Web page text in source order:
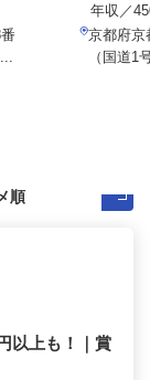
年収／
京都府京
（国道1
以上も！｜賞